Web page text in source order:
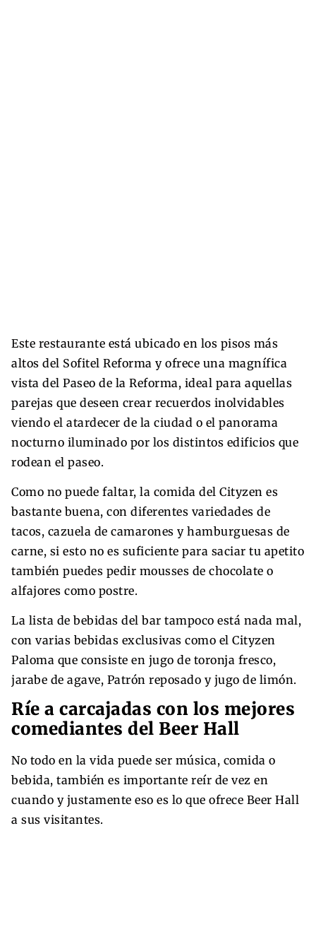
Este restaurante está ubicado en los pisos más
altos del Sofitel Reforma y ofrece una magnífica
vista del Paseo de la Reforma, ideal para aquellas
parejas que deseen crear recuerdos inolvidables
viendo el atardecer de la ciudad o el panorama
nocturno iluminado por los distintos edificios que
rodean el paseo.
Como no puede faltar, la comida del Cityzen es
bastante buena, con diferentes variedades de
tacos, cazuela de camarones y hamburguesas de
carne, si esto no es suficiente para saciar tu apetito
también puedes pedir mousses de chocolate o
alfajores como postre.
La lista de bebidas del bar tampoco está nada mal,
con varias bebidas exclusivas como el Cityzen
Paloma que consiste en jugo de toronja fresco,
jarabe de agave, Patrón reposado y jugo de limón.
Ríe a carcajadas con los mejores
comediantes del Beer Hall
No todo en la vida puede ser música, comida o
bebida, también es importante reír de vez en
cuando y justamente eso es lo que ofrece Beer Hall
a sus visitantes.